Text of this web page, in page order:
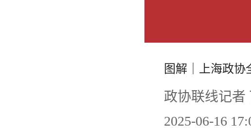
图解｜上海政协
政协联线记者
2025-06-16